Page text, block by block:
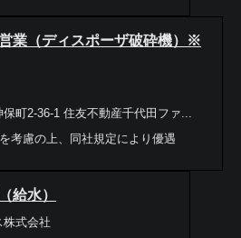
業（ディスポーザ破砕機）※
町2-36-1 住友不動産千代田ファ...
考慮の上、同社規定により優遇
給水）
株式会社